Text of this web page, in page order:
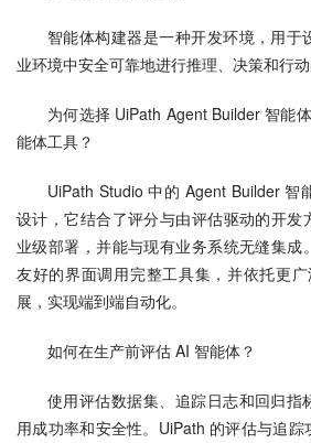
智能体构建器是一种开发环境，用于
业环境中安全可靠地进行推理、决策和行动
为何选择 UiPath Agent Builder 智能
能体工具？
UiPath Studio 中的 Agent Builder 智
设计，它结合了评分与由评估驱动的开发
业级部署，并能与现有业务系统无缝集成
友好的界面调用完整工具集，并依托更
展，实现端到端自动化。
如何在生产前评估 AI 智能体？
使用评估数据集、追踪日志和回归指
用成功率和安全性。UiPath 的评估与追